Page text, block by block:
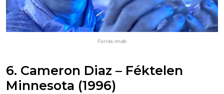
Forrás: imdb
6. Cameron Diaz – Féktelen
Minnesota (1996)